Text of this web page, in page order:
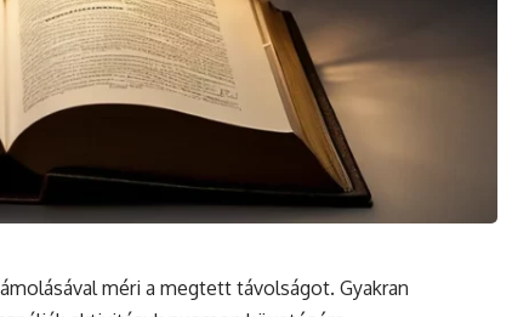
méri a megtett távolságot. Gyakran